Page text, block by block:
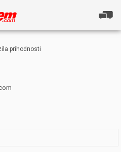
prihodnosti